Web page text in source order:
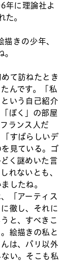
年に理論社よ
た。
きの少年、
。
て訪ねたとき
んです。「私
いう自己紹介
ぼく」の部屋
ランス人だ
すばらしいデ
見ている。ゴ
く謎めいた言
れないとも、
したね。
「アーティス
徹し、それに
と、すべきこ
絵描きの私と
は、パリ以外
い。そこも私